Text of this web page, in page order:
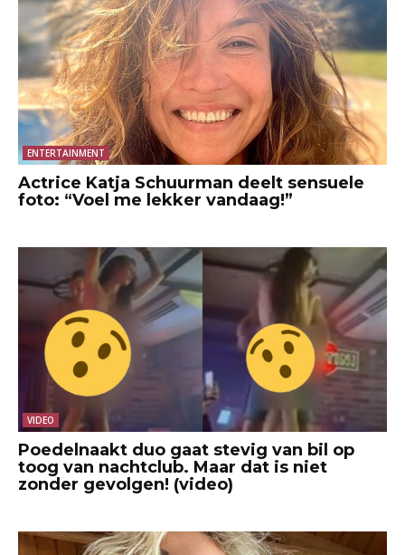
ENTERTAINMENT
Actrice Katja Schuurman deelt sensuele
foto: “Voel me lekker vandaag!”
VIDEO
Poedelnaakt duo gaat stevig van bil op
toog van nachtclub. Maar dat is niet
zonder gevolgen! (video)